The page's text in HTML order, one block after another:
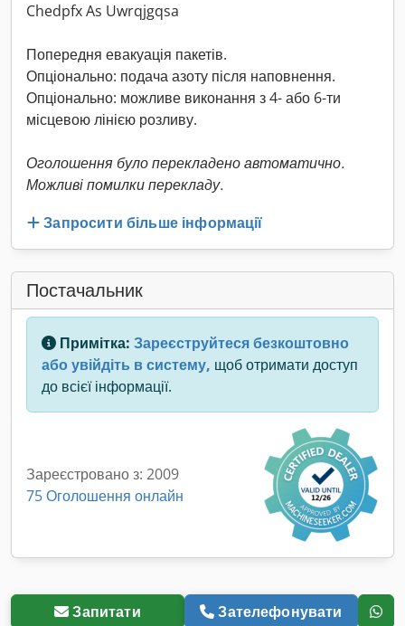
Chedpfx As Uwrqjgqsa
Попередня евакуація пакетів.
Опціонально: подача азоту після наповнення.
Опціонально: можливе виконання з 4- або 6-ти
місцевою лінією розливу.
Оголошення було перекладено автоматично.
Можливі помилки перекладу.
Запросити більше інформації
Постачальник
Примітка: Зареєструйтеся безкоштовно
або увійдіть в систему, щоб отримати доступ
до всієї інформації.
Зареєстровано з: 2009
75 Оголошення онлайн
Запитати Зателефонувати